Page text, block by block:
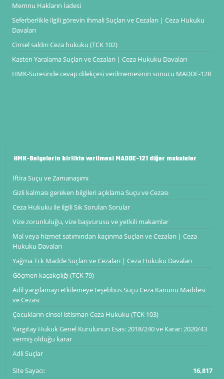
Memnu Hakların İadesi
Seferberlikle ilgili görevin ihmali Suçları ve Cezaları | Ceza Hukuku
Davaları
Cinsel saldırı Ceza hukuku (TCK 102)
Kasten Yaralama Suçları ve Cezaları | Ceza Hukuku Davaları
HMK-Süresinde cevap dilekçesi verilmemesinin sonucu MADDE-128
HMK-Belgelerin birlikte verilmesi MADDE-121 diğer makaleler
İftira Suçu ve Zamanaşımı
Gizli kalması gereken bilgileri açıklama Suçu ve Cezası
Ceza Hukuku ile ilgili Sık Sorulan Sorular
Vize zorunluluğu, vize başvurusu ve yetkili makamlar
Mal veya hizmet satımından kaçınma Suçları ve Cezaları | Ceza
Hukuku Davaları
Yağma Tck Madde Suçları ve Cezaları | Ceza Hukuku Davaları
Göçmen kaçakçılığı (TCK 79)
Adil yargılamayı etkilemeye teşebbüs Suçu Ceza Kanunu Maddesi
ve Cezası
Çocukların cinsel istismarı Ceza Hukuku (TCK 103)
Yargıtay Hukuk Genel Kurulunun Esas: 2018/240 ve Karar: 2020/43
vermiş olduğu karar
Adli Suçlar
Site Sayacı:
16,817